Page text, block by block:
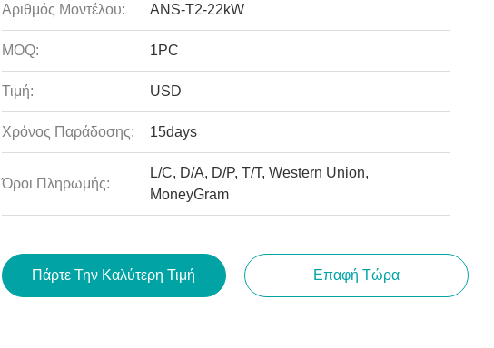
Αριθμός Μοντέλου: ANS-T2-22kW
MOQ: 1PC
Τιμή: USD
Χρόνος Παράδοσης: 15days
Όροι Πληρωμής:
L/C, D/A, D/P, T/T, Western Union,
MoneyGram
Πάρτε Την Καλύτερη Τιμή Επαφή Τώρα